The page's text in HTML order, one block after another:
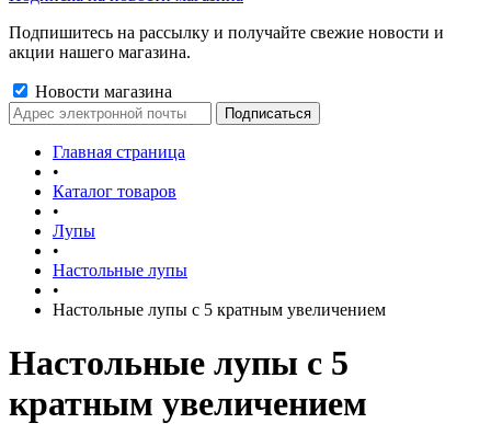
Подпишитесь на рассылку и получайте свежие новости и
акции нашего магазина.
Новости магазина
Главная страница
•
Каталог товаров
•
Лупы
•
Настольные лупы
•
Настольные лупы с 5 кратным увеличением
Настольные лупы с 5
кратным увеличением